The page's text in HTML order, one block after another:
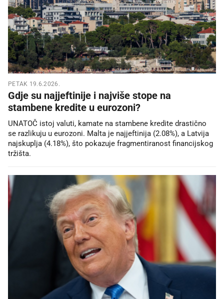
PETAK 19.6.2026.
Gdje su najjeftinije i najviše stope na
stambene kredite u eurozoni?
UNATOČ istoj valuti, kamate na stambene kredite drastično
se razlikuju u eurozoni. Malta je najjeftinija (2.08%), a Latvija
najskuplja (4.18%), što pokazuje fragmentiranost financijskog
tržišta.